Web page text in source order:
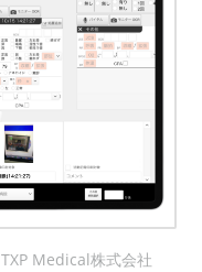
TXP Medical株式会社